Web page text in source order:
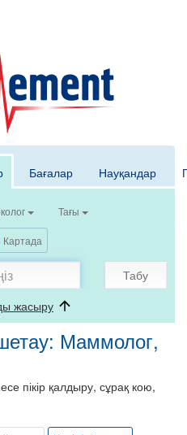
Бағалар Науқандар
Тағы
Картада
Табу
жасыру
Маммолог,
пікір қалдыру, сұрақ кою,